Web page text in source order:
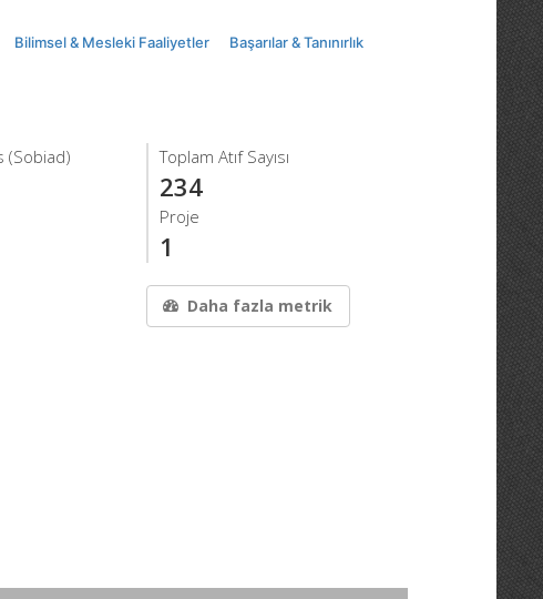
Bilimsel & Mesleki Faaliyetler Başarılar & Tanınırlık
(Sobiad) Toplam Atıf Sayısı
234
Proje
1
Daha fazla metrik